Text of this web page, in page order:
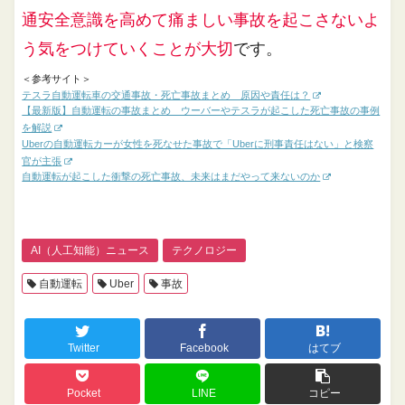
通安全意識を高めて痛ましい事故を起こさないよ
う気をつけていくことが大切です。
＜参考サイト＞
テスラ自動運転車の交通事故・死亡事故まとめ 原因や責任は？
【最新版】自動運転の事故まとめ ウーバーやテスラが起こした死亡事故の事例
を解説
Uberの自動運転カーが女性を死なせた事故で「Uberに刑事責任はない」と検察
官が主張
自動運転が起こした衝撃の死亡事故、未来はまだやって来ないのか
AI（人工知能）ニュース テクノロジー
自動運転 Uber 事故
Twitter Facebook はてブ
Pocket LINE コピー